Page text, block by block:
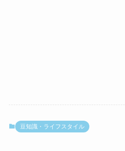
豆知識・ライフスタイル